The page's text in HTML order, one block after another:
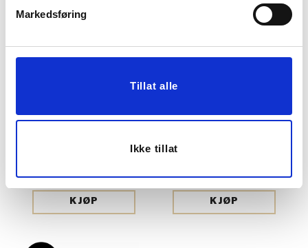
Markedsføring
Tillat alle
Ikke tillat
KJØP KJØP